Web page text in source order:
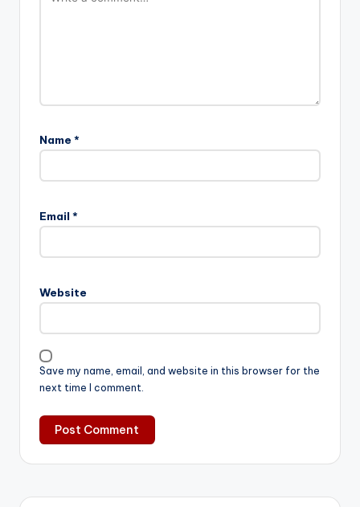
Name *
Email *
Website
Save my name, email, and website in this browser for the
next time I comment.